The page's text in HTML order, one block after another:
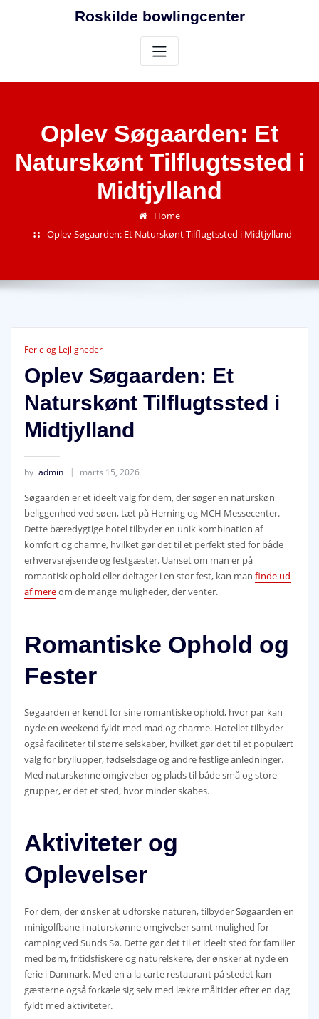
Roskilde bowlingcenter
Oplev Søgaarden: Et
Naturskønt Tilflugtssted i
Midtjylland
Home
Oplev Søgaarden: Et Naturskønt Tilflugtssted i Midtjylland
Ferie og Lejligheder
Oplev Søgaarden: Et
Naturskønt Tilflugtssted i
Midtjylland
by admin marts 15, 2026
Søgaarden er et ideelt valg for dem, der søger en naturskøn
beliggenhed ved søen, tæt på Herning og MCH Messecenter.
Dette bæredygtige hotel tilbyder en unik kombination af
komfort og charme, hvilket gør det til et perfekt sted for både
erhvervsrejsende og festgæster. Uanset om man er på
romantisk ophold eller deltager i en stor fest, kan man finde ud
af mereom de mange muligheder, der venter.
Romantiske Ophold og
Fester
Søgaarden er kendt for sine romantiske ophold, hvor par kan
nyde en weekend fyldt med mad og charme. Hotellet tilbyder
også faciliteter til større selskaber, hvilket gør det til et populært
valg for bryllupper, fødselsdage og andre festlige anledninger.
Med naturskønne omgivelser og plads til både små og store
grupper, er det et sted, hvor minder skabes.
Aktiviteter og
Oplevelser
For dem, der ønsker at udforske naturen, tilbyder Søgaarden en
minigolfbane i naturskønne omgivelser samt mulighed for
camping ved Sunds Sø. Dette gør det til et ideelt sted for familier
med børn, fritidsfiskere og naturelskere, der ønsker at nyde en
ferie i Danmark. Med en a la carte restaurant på stedet kan
gæsterne også forkæle sig selv med lækre måltider efter en dag
fyldt med aktiviteter.